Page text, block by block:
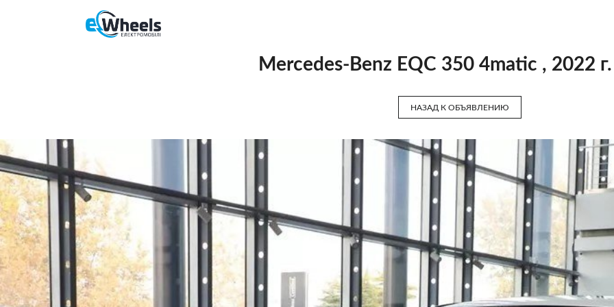
Mercedes-Benz EQC 350 4matic , 2022 г.
НАЗАД К ОБЪЯВЛЕНИЮ